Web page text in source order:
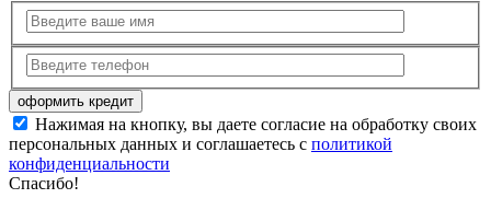
Нажимая на кнопку, вы даете согласие на обработку своих
персональных данных и соглашаетесь с политикой
конфиденциальности
Спасибо!